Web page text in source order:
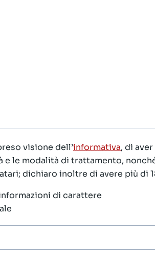
visione dell’informativa, di
e le modalità di trattamento,
dichiaro inoltre di avere più di
di carattere